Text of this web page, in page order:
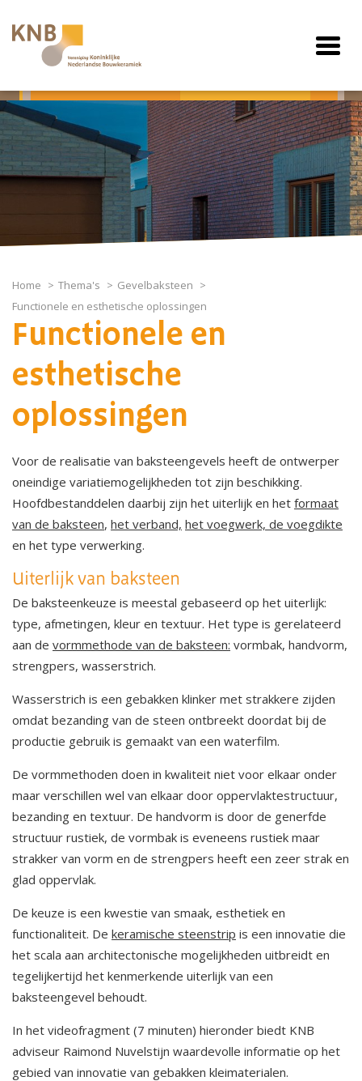
Home Thema's
Gevelbaksteen
Functionele en esthetische oplossingen
Functionele en
esthetische
oplossingen
Voor de realisatie van baksteengevels heeft de ontwerper
oneindige variatiemogelijkheden tot zijn beschikking.
Hoofdbestanddelen daarbij zijn het uiterlijk en het formaat
van de baksteen, het verband, het voegwerk, de voegdikte
en het type verwerking.
Uiterlijk van baksteen
De baksteenkeuze is meestal gebaseerd op het uiterlijk:
type, afmetingen, kleur en textuur. Het type is gerelateerd
aan de vormmethode van de baksteen: vormbak, handvorm,
strengpers, wasserstrich.
Wasserstrich is een gebakken klinker met strakkere zijden
omdat bezanding van de steen ontbreekt doordat bij de
productie gebruik is gemaakt van een waterfilm.
De vormmethoden doen in kwaliteit niet voor elkaar onder
maar verschillen wel van elkaar door oppervlaktestructuur,
bezanding en textuur. De handvorm is door de generfde
structuur rustiek, de vormbak is eveneens rustiek maar
strakker van vorm en de strengpers heeft een zeer strak en
glad oppervlak.
De keuze is een kwestie van smaak, esthetiek en
functionaliteit. De keramische steenstrip is een innovatie die
het scala aan architectonische mogelijkheden uitbreidt en
tegelijkertijd het kenmerkende uiterlijk van een
baksteengevel behoudt.
In het videofragment (7 minuten) hieronder biedt KNB
adviseur Raimond Nuvelstijn waardevolle informatie op het
gebied van innovatie van gebakken kleimaterialen.